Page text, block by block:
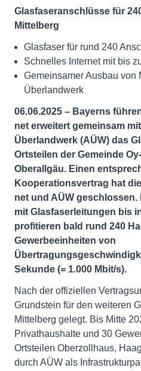
Glasfaseranschlüsse für
Mittelberg
Glasfaser für rund 240
Schnelles Internet mit bis
Gemeinsamer Ausbau von
Überlandwerk
06.06.2025 – Bayerns
net erweitert gemeinsam
Überlandwerk (AÜW) das
Ortsteilen der Gemeinde
Oberallgäu. Einen
Kooperationsvertrag hat
net und AÜW
mit Glasfaserleitungen bis
profitieren bald rund 240
Gewerbeeinheiten von
Sekunde (= 1.000 Mbit/s).
Nach der offiziellen
Grundstein für den weiteren
Mittelberg gelegt. Bis Mitte
Privathaushalte und 30
Ortsteilen Oberzollhaus,
durch AÜW als